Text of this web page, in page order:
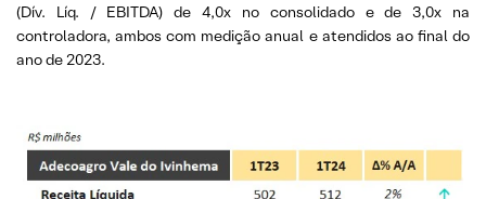
(Dív. Líq. / EBITDA) de 4,0x no consolidado e de 3,0x na
controladora, ambos com medição anual e atendidos ao final do
ano de 2023.